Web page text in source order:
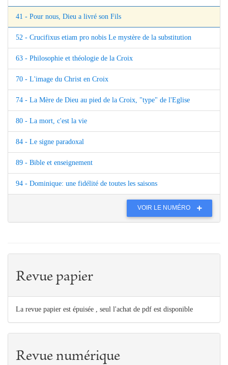
41 - Pour nous, Dieu a livré son Fils
52 - Crucifixus etiam pro nobis Le mystère de la substitution
63 - Philosophie et théologie de la Croix
70 - L'image du Christ en Croix
74 - La Mère de Dieu au pied de la Croix, "type" de l'Eglise
80 - La mort, c'est la vie
84 - Le signe paradoxal
89 - Bible et enseignement
94 - Dominique: une fidélité de toutes les saisons
VOIR LE NUMÉRO
Revue papier
La revue papier est épuisée , seul l'achat de pdf est disponible
Revue numérique